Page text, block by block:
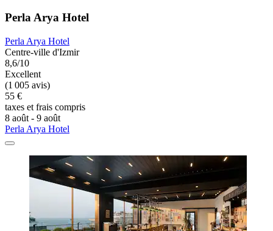
Perla Arya Hotel
Perla Arya Hotel
Centre-ville d'Izmir
8,6/10
Excellent
(1 005 avis)
55 €
taxes et frais compris
8 août - 9 août
Perla Arya Hotel